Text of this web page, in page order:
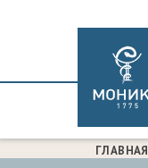
ГЛАВНАЯ